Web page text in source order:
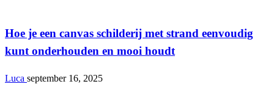
Hoe je een canvas schilderij met strand eenvoudig
kunt onderhouden en mooi houdt
Luca september 16, 2025